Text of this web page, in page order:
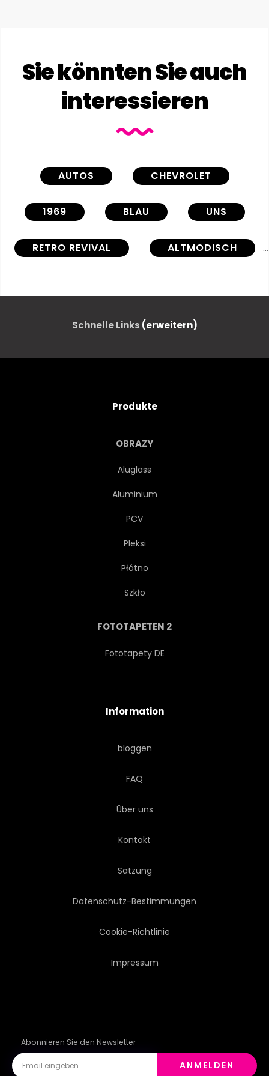
Sie könnten Sie auch
interessieren
AUTOS CHEVROLET
1969 BLAU UNS
RETRO REVIVAL ALTMODISCH
NOSTALGIE VERKEHR
Schnelle Links (erweitern)
Produkte
OBRAZY
Aluglass
Aluminium
PCV
Pleksi
Płótno
Szkło
FOTOTAPETEN 2
Fototapety DE
Information
bloggen
FAQ
Über uns
Kontakt
Satzung
Datenschutz-Bestimmungen
Cookie-Richtlinie
Impressum
Abonnieren Sie den Newsletter
ANMELDEN